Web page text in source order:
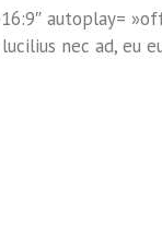
autoplay=
nec ad, eu